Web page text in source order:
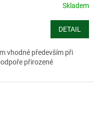
Skladem
DETAIL
vhodné především při
přirozené